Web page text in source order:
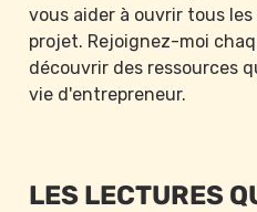
vous aider à ouvrir tous
projet. Rejoignez-moi
découvrir des ressources
vie d'entrepreneur.
LES LECTURES